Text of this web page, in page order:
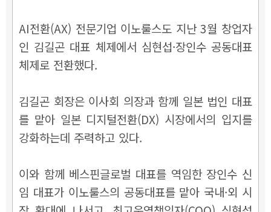
AI전환(AX) 전문기업 이노룰스도 지난 3월 창업자
인 김길곤 대표 체제에서 심현섭·장인수 공동대표
체제로 전환했다.
김길곤 회장은 이사회 의장과 함께 일본 법인 대표
를 맡아 일본 디지털전환(DX) 시장에서의 입지를
강화하는데 주력하고 있다.
이와 함께 베스핀글로벌 대표를 역임한 장인수 신
임 대표가 이노룰스의 공동대표를 맡아 국내·외 시